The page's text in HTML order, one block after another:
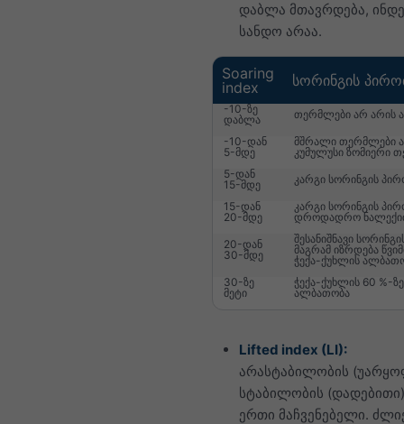
დაბლა მთავრდება,
სანდო არაა.
Soaring
index
სორინგის
-10-ზე
დაბლა
თერმლები არ არის
-10-დან
5-მდე
მშრალი თერმლები
კუმულუსი ზომიერი
5-დან
15-მდე
კარგი სორინგის
15-დან
20-მდე
კარგი სორინგის
დროდადრო
20-დან
30-მდე
შესანიშნავი
მაგრამ იზრდება
ჭექა-ქუხლის
30-ზე
მეტი
ჭექა-ქუხლის 60 %-
ალბათობა
Lifted index (LI):
არასტაბილობის
სტაბილობის
ერთი მაჩვენებელი.